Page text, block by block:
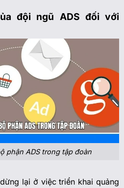
đội ngũ ADS đối với
phận ADS trong tập đoàn
lại ở việc triển khai quảng